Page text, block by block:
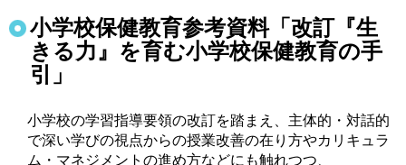
小学校保健教育参考資料「改訂『生
きる力』を育む小学校保健教育の手
引」
小学校の学習指導要領の改訂を踏まえ、主体的・対話的
で深い学びの視点からの授業改善の在り方やカリキュラ
ム・マネジメントの進め方などにも触れつつ、